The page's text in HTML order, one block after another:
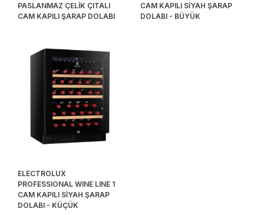
PASLANMAZ ÇELİK ÇITALI
CAM KAPILI ŞARAP DOLABI
CAM KAPILI SİYAH ŞARAP
DOLABI - BÜYÜK
ELECTROLUX
PROFESSIONAL WINE LINE 1
CAM KAPILI SİYAH ŞARAP
DOLABI - KÜÇÜK